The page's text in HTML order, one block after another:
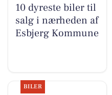
10 dyreste biler til
salg i nærheden af
Esbjerg Kommune
BILER